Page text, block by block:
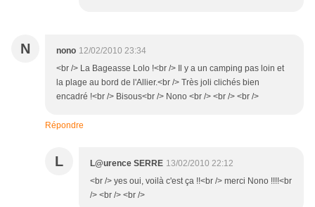
N nono 12/02/2010 23:34
<br /> La Bageasse Lolo !<br /> Il y a un camping pas loin et
la plage au bord de l'Allier.<br /> Très joli clichés bien
encadré !<br /> Bisous<br /> Nono <br /> <br /> <br />
Répondre
L L@urence SERRE 13/02/2010 22:12
<br /> yes oui, voilà c'est ça !!<br /> merci Nono !!!!<br
/> <br /> <br />